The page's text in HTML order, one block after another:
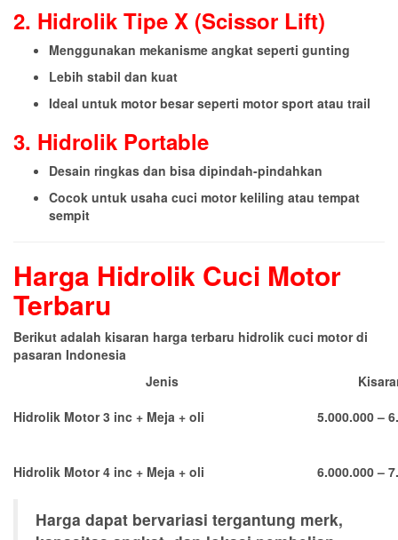
2. Hidrolik Tipe X (Scissor Lift)
Menggunakan mekanisme angkat seperti gunting
Lebih stabil dan kuat
Ideal untuk motor besar seperti motor sport atau trail
3. Hidrolik Portable
Desain ringkas dan bisa dipindah-pindahkan
Cocok untuk usaha cuci motor keliling atau tempat
sempit
Harga Hidrolik Cuci Motor
Terbaru
Berikut adalah kisaran harga terbaru hidrolik cuci motor di
pasaran Indonesia
Jenis
Hidrolik Motor 3 inc + Meja + oli
5.000.000 –
Hidrolik Motor 4 inc + Meja + oli 6.000.000 –
Harga dapat bervariasi tergantung merk,